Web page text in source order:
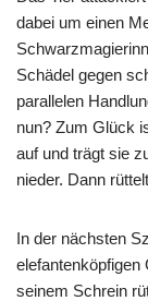
dabei um einen
Schädel gegen
parallelen
nun? Zum Glück
auf und trägt sie
nieder. Dann
In der nächsten
elefantenköpfigen
seinem Schrein